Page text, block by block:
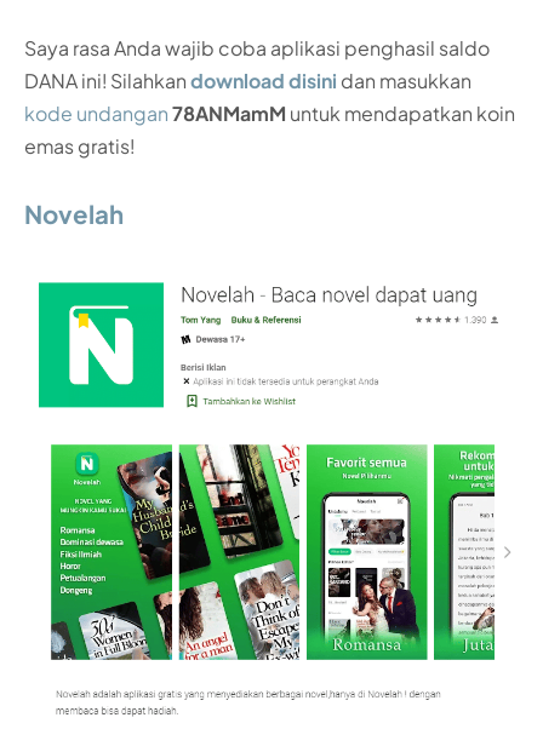
Saya rasa Anda wajib coba aplikasi penghasil saldo
DANA ini! Silahkandownload disini dan masukkan
kode undangan78ANMamM untuk mendapatkan koin
emas gratis!
Novelah